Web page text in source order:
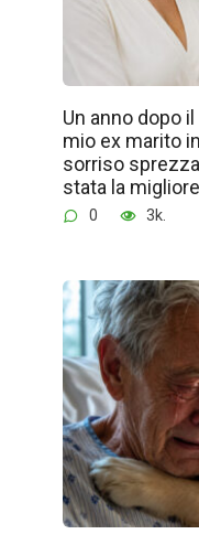
Un anno dopo
mio ex marito
sorriso
stata la
0 3k.